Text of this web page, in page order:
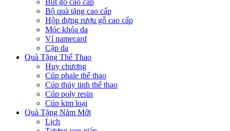
Bút gỗ cao cấp
Bộ quà tặng cao cấp
Hộp đựng rượu gỗ cao cấp
Móc khóa da
Ví namecard
Cặp da
Quà Tặng Thể Thao
Huy chương
Cúp phale thể thao
Cúp thủy tinh thể thao
Cúp poly resin
Cúp kim loại
Quà Tặng Năm Mới
Lịch